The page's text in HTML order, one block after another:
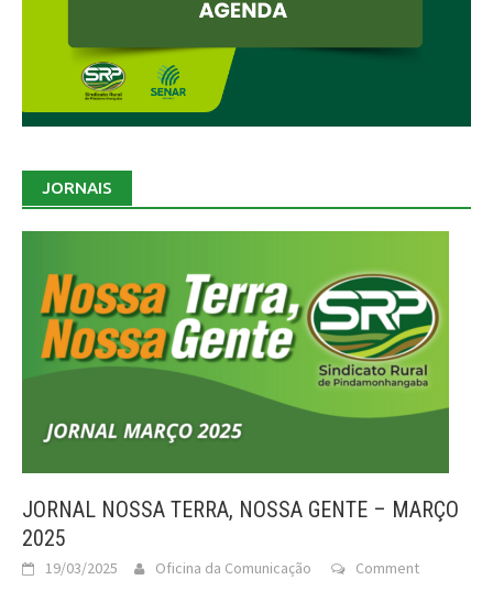
JORNAIS
JORNAL NOSSA TERRA, NOSSA GENTE – MARÇO
2025
19/03/2025 Oficina da Comunicação Comment